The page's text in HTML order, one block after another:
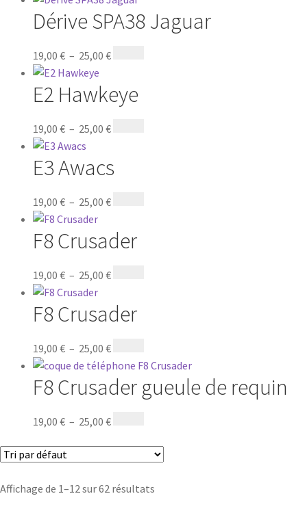
Dérive SPA38 Jaguar
19,00 € – 25,00 €
E2 Hawkeye
19,00 € – 25,00 €
E3 Awacs
19,00 € – 25,00 €
F8 Crusader
19,00 € – 25,00 €
F8 Crusader
19,00 € – 25,00 €
F8 Crusader gueule de requin
19,00 € – 25,00 €
Affichage de 1–12 sur 62 résultats